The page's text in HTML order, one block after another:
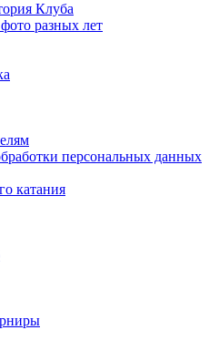
Клуба
разных лет
персональных данных
катания